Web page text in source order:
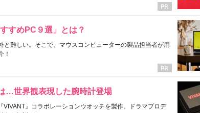
すめPC９選」とは？
と難しい。そこで、マウスコンピューターの製品担当者が用
！
…世界観表現した腕時計登場
VIVANT』コラボレーションウオッチを製作。ドラマプロデ